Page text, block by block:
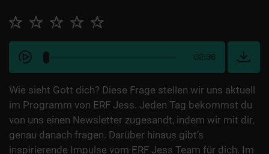
02:36
Wie sieht Gott dich? Diese Frage stellen wir uns aktuell
im Programm von ERF Jess. Jeden Tag bekommst du
von uns einen Newsletter zugesandt, indem wir mit dir,
genau danach fragen. Darüber hinaus gibt’s
inspirierende Impulse vom ERF Jess Team für dich. Im